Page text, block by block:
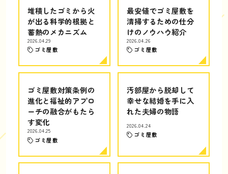
堆積したゴミから火
が出る科学的根拠と
蓄熱のメカニズム
2026.04.29
ゴミ屋敷
最安値でゴミ屋敷を
清掃するための仕分
けのノウハウ紹介
2026.04.26
ゴミ屋敷
ゴミ屋敷対策条例の
進化と福祉的アプロ
ーチの融合がもたら
す変化
2026.04.25
ゴミ屋敷
汚部屋から脱却して
幸せな結婚を手に入
れた夫婦の物語
2026.04.24
ゴミ屋敷